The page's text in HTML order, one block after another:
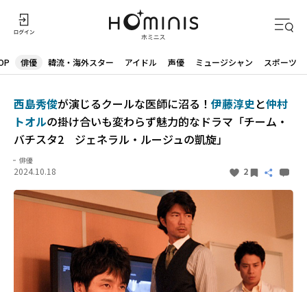
俳優 韓流・海外スター アイドル 声優 ミュージシャン スポーツ
西島秀俊が演じるクールな医師に沼る！ 伊藤淳史と仲村
トオルの掛け合いも変わらず魅力的なドラマ「チーム・
バチスタ2 ジェネラル・ルージュの凱旋」
俳優
2024.10.18 2